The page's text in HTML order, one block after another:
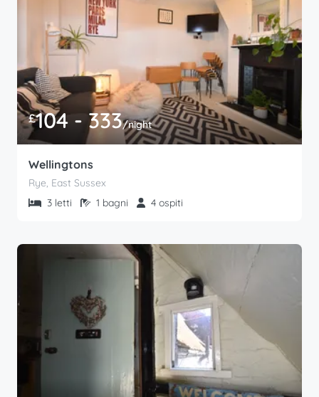
£104 - 333/night
Wellingtons
Rye, East Sussex
3 letti
1 bagni 4 ospiti